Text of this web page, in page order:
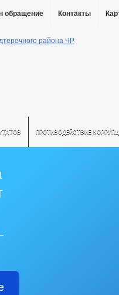
обращение Контакты
ПРОТИВОДЕЙСТВИЕ